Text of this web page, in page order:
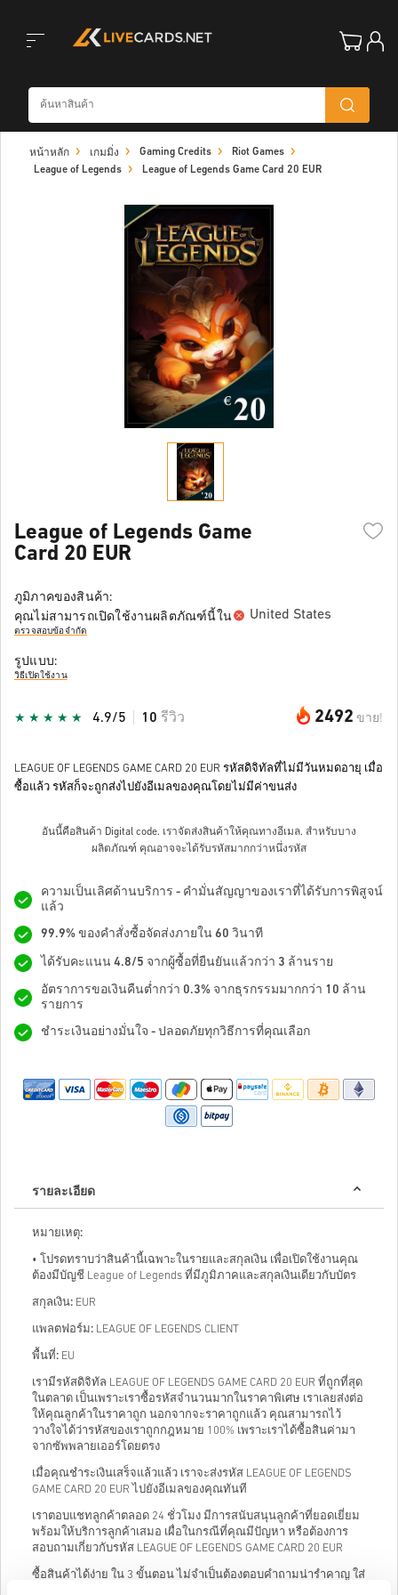
navigation
หน้าหลัก เกมมิ่ง Gaming Credits
Riot Games
League of Legends
League of Legends Game Card 20 EUR
League of Legends Game
Card 20 EUR
ภูมิภาคของสินค้า:
คุณไม่สามารถเปิดใช้งานผลิตภัณฑ์นี้ใน
United States
ตรวจสอบข้อจำกัด
รูปแบบ:
วิธีเปิดใช้งาน
2492 ขาย!
4.9/5 10 รีวิว
LEAGUE OF LEGENDS GAME CARD 20 EUR รหัสดิจิทัลที่ไม่มีวันหมดอายุ เมื่อ
ซื้อแล้ว รหัสก็จะถูกส่งไปยังอีเมลของคุณโดยไม่มีค่าขนส่ง
อันนี้คือสินค้า Digital code. เราจัดส่งสินค้าให้คุณทางอีเมล. สำหรับบาง
ผลิตภัณฑ์ คุณอาจจะได้รับรหัสมากกว่าหนึ่งรหัส
ความเป็นเลิศด้านบริการ - คำมั่นสัญญาของเราที่ได้รับการพิสูจน์
แล้ว
99.9% ของคำสั่งซื้อจัดส่งภายใน 60 วินาที
ได้รับคะแนน 4.8/5 จากผู้ซื้อที่ยืนยันแล้วกว่า 3 ล้านราย
อัตราการขอเงินคืนต่ำกว่า 0.3% จากธุรกรรมมากกว่า 10 ล้าน
รายการ
ชำระเงินอย่างมั่นใจ - ปลอดภัยทุกวิธีการที่คุณเลือก
รายละเอียด
หมายเหตุ:
• โปรดทราบว่าสินค้านี้เฉพาะในรายและสกุลเงิน เพื่อเปิดใช้งานคุณ
ต้องมีบัญชี League of Legends ที่มีภูมิภาคและสกุลเงินเดียวกับบัตร
สกุลเงิน: EUR
แพลตฟอร์ม: LEAGUE OF LEGENDS CLIENT
พื้นที่: EU
เรามีรหัสดิจิทัล LEAGUE OF LEGENDS GAME CARD 20 EUR ที่ถูกที่สุด
ในตลาด เป็นเพราะเราซื้อรหัสจำนวนมากในราคาพิเศษ เราเลยส่งต่อ
ให้คุณลูกค้าในราคาถูก นอกจากจะราคาถูกแล้ว คุณสามารถไว้
วางใจได้ว่ารหัสของเราถูกกฎหมาย 100% เพราะเราได้ซื้อสินค่ามา
จากซัพพลายเออร์โดยตรง
เมื่อคุณชำระเงินเสร็จแล้วแล้ว เราจะส่งรหัส LEAGUE OF LEGENDS
GAME CARD 20 EUR ไปยังอีเมลของคุณทันที
เราตอบแชทลูกค้าตลอด 24 ชั่วโมง มีการสนับสนุนลูกค้าที่ยอดเยี่ยม
พร้อมให้บริการลูกค้าเสมอ เผื่อในกรณีที่คุณมีปัญหา หรือต้องการ
สอบถามเกี่ยวกับรหัส LEAGUE OF LEGENDS GAME CARD 20 EUR
ซื้อสินค้าได้ง่าย ใน 3 ขั้นตอน ไม่จำเป็นต้องตอบคําถามน่ารำคาญ ใส่